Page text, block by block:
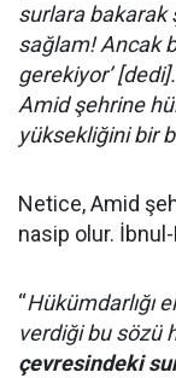
surlara bakarak
sağlam! Ancak
gerekiyor’
Amid şehrine
yüksekliğini bir
Netice, Amid
nasip olur.
“Hükümdarlığı
verdiği bu sözü
çevresindeki